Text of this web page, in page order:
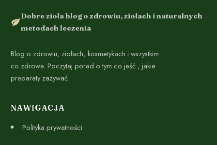
Dobre zioła blog o zdrowiu, ziołach i naturalnych
metodach leczenia
Blog o zdrowiu, ziołach, kosmetykach i wszystkim
co zdrowe. Poczytaj porad o tym co jeść , jakie
preparaty zażywać.
NAWIGACJA
Polityka prywatności